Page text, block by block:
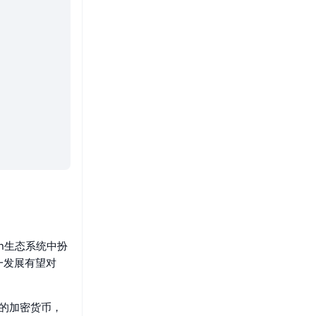
生态系统中扮
发展有望对
加密货币，